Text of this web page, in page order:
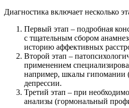
Диагностика включает несколько
Первый этап – подробная
с тщательным сбором
историю аффективных
Второй этап –
применением
например, шкалы
депрессии.
Третий этап – при
анализы (гормональный